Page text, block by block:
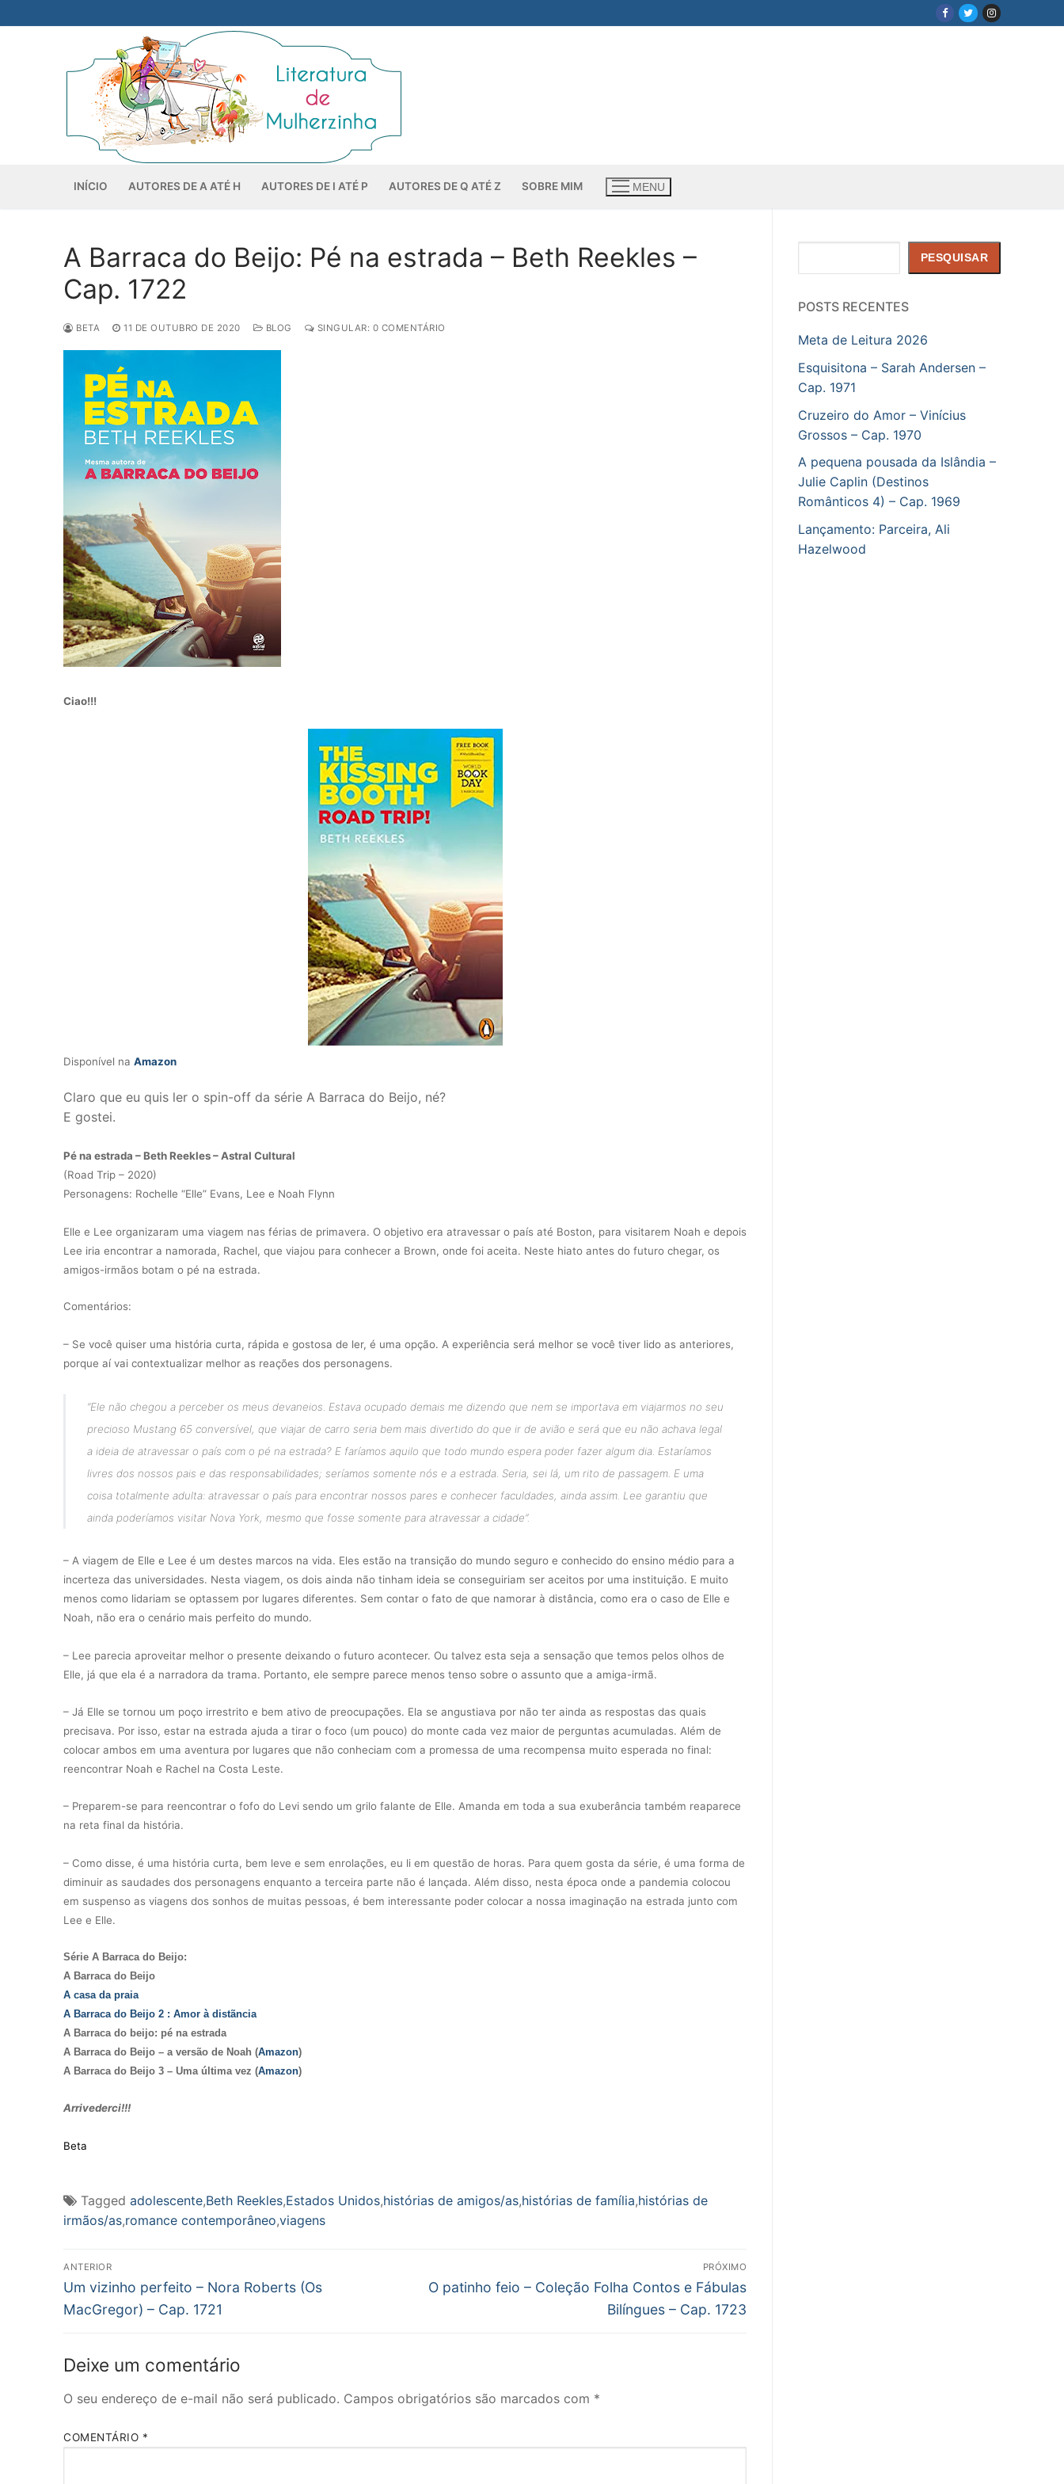
para
INÍCIO AUTORES DE A ATÉ H AUTORES DE I ATÉ P AUTORES DE Q ATÉ Z SOBRE MIM MENU
A Barraca do Beijo: Pé na estrada – Beth Reekles –
Cap. 1722
BETA 11 DE OUTUBRO DE 2020 BLOG SINGULAR: 0 COMENTÁRIO
Ciao!!!
Disponível na Amazon
Claro que eu quis ler o spin-off da série A Barraca do Beijo, né?
E gostei.
Pé na estrada – Beth Reekles – Astral Cultural
(Road Trip – 2020)
Personagens: Rochelle “Elle” Evans, Lee e Noah Flynn
Elle e Lee organizaram uma viagem nas férias de primavera. O objetivo era atravessar o país até Boston, para visitarem Noah e depois
Lee iria encontrar a namorada, Rachel, que viajou para conhecer a Brown, onde foi aceita. Neste hiato antes do futuro chegar, os
amigos-irmãos botam o pé na estrada.
Comentários:
– Se você quiser uma história curta, rápida e gostosa de ler, é uma opção. A experiência será melhor se você tiver lido as anteriores,
porque aí vai contextualizar melhor as reações dos personagens.
“Ele não chegou a perceber os meus devaneios. Estava ocupado demais me dizendo que nem se importava em viajarmos no seu
precioso Mustang 65 conversível, que viajar de carro seria bem mais divertido do que ir de avião e será que eu não achava legal
a ideia de atravessar o país com o pé na estrada? E faríamos aquilo que todo mundo espera poder fazer algum dia. Estaríamos
livres dos nossos pais e das responsabilidades; seríamos somente nós e a estrada. Seria, sei lá, um rito de passagem. E uma
coisa totalmente adulta: atravessar o país para encontrar nossos pares e conhecer faculdades, ainda assim. Lee garantiu que
ainda poderíamos visitar Nova York, mesmo que fosse somente para atravessar a cidade”.
– A viagem de Elle e Lee é um destes marcos na vida. Eles estão na transição do mundo seguro e conhecido do ensino médio para a
incerteza das universidades. Nesta viagem, os dois ainda não tinham ideia se conseguiriam ser aceitos por uma instituição. E muito
menos como lidariam se optassem por lugares diferentes. Sem contar o fato de que namorar à distância, como era o caso de Elle e
Noah, não era o cenário mais perfeito do mundo.
– Lee parecia aproveitar melhor o presente deixando o futuro acontecer. Ou talvez esta seja a sensação que temos pelos olhos de
Elle, já que ela é a narradora da trama. Portanto, ele sempre parece menos tenso sobre o assunto que a amiga-irmã.
– Já Elle se tornou um poço irrestrito e bem ativo de preocupações. Ela se angustiava por não ter ainda as respostas das quais
precisava. Por isso, estar na estrada ajuda a tirar o foco (um pouco) do monte cada vez maior de perguntas acumuladas. Além de
colocar ambos em uma aventura por lugares que não conheciam com a promessa de uma recompensa muito esperada no final:
reencontrar Noah e Rachel na Costa Leste.
– Preparem-se para reencontrar o fofo do Levi sendo um grilo falante de Elle. Amanda em toda a sua exuberância também reaparece
na reta final da história.
– Como disse, é uma história curta, bem leve e sem enrolações, eu li em questão de horas. Para quem gosta da série, é uma forma de
diminuir as saudades dos personagens enquanto a terceira parte não é lançada. Além disso, nesta época onde a pandemia colocou
em suspenso as viagens dos sonhos de muitas pessoas, é bem interessante poder colocar a nossa imaginação na estrada junto com
Lee e Elle.
Série A Barraca do Beijo:
A Barraca do Beijo
A casa da praia
A Barraca do Beijo 2 : Amor à distãncia
A Barraca do beijo: pé na estrada
A Barraca do Beijo – a versão de Noah (Amazon)
A Barraca do Beijo 3 – Uma última vez (Amazon)
Arrivederci!!!
Beta
Tagged adolescente,Beth Reekles,Estados Unidos,histórias de amigos/as,histórias de família,histórias de
irmãos/as,romance contemporâneo,viagens
Navegação
de
Post
ANTERIOR
Post
anterior:
Um vizinho perfeito – Nora Roberts (Os
MacGregor) – Cap. 1721
PRÓXIMO
Próximo
O patinho feio – Coleção Folha Contos e Fábulas
Bilíngues – Cap. 1723
Deixe um comentário
O seu endereço de e-mail não será publicado. Campos obrigatórios são marcados com *
COMENTÁRIO *
PESQUISAR
POSTS RECENTES
Meta de Leitura 2026
Esquisitona – Sarah Andersen –
Cap. 1971
Cruzeiro do Amor – Vinícius
Grossos – Cap. 1970
A pequena pousada da Islândia –
Julie Caplin (Destinos
Românticos 4) – Cap. 1969
Lançamento: Parceira, Ali
Hazelwood